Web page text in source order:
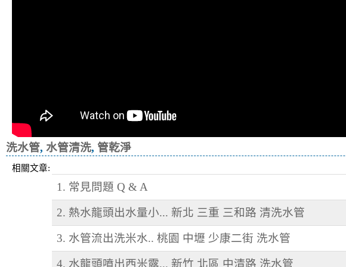
洗水管, 水管清洗, 管乾淨
相關文章:
1. 常見問題 Q & A
2. 熱水龍頭出水量小... 新北 三重 三和路 清洗水管
3. 水管流出洗米水.. 桃園 中壢 少康二街 洗水管
4. 水龍頭噴出西米露... 新竹 北區 中清路 洗水管